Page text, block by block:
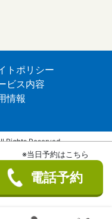
トポリシー
ビス内容
情報
Rights Reserved.
※当日予約はこちら
電話予約